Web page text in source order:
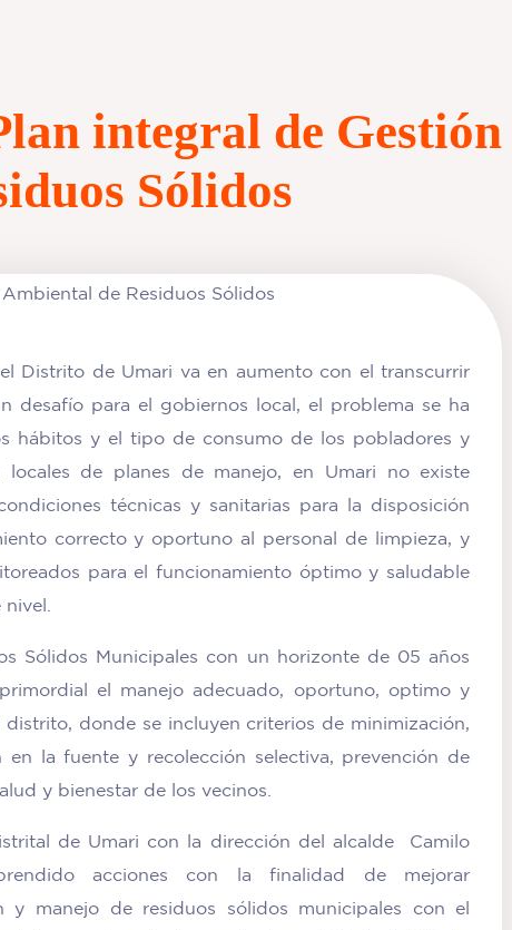
integral de Gestión
Sólidos
Distrito de Umari va en aumento con el transcurrir
desafío para el gobiernos local, el problema se ha
hábitos y el tipo de consumo de los pobladores y
de planes de manejo, en Umari no existe
técnicas y sanitarias para la disposición
correcto y oportuno al personal de limpieza, y
para el funcionamiento óptimo y saludable
Sólidos Municipales con un horizonte de 05 años
el manejo adecuado, oportuno, optimo y
donde se incluyen criterios de minimización,
la fuente y recolección selectiva, prevención de
y bienestar de los vecinos.
de Umari con la dirección del alcalde Camilo
acciones con la finalidad de mejorar
y manejo de residuos sólidos municipales con el